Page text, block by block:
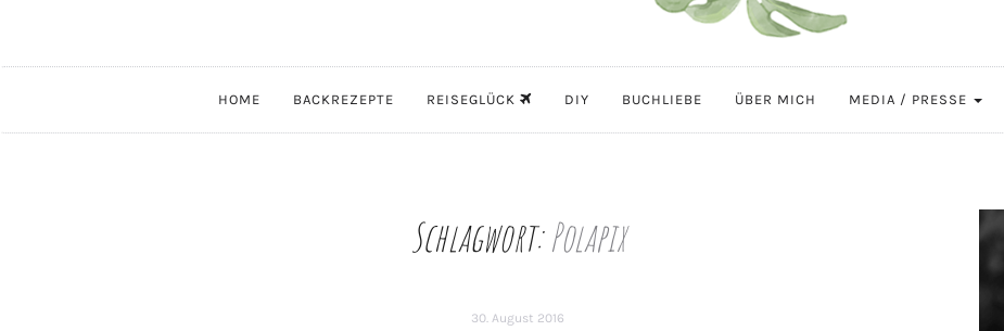
HOME BACKREZEPTE REISEGLÜCK DIY BUCHLIEBE ÜBER MICH MEDIA / PRESSE
Schlagwort:Polapix
30. August 2016